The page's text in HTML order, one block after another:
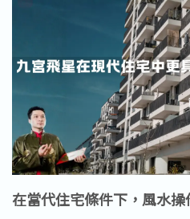
在當代住宅條件下，風水操